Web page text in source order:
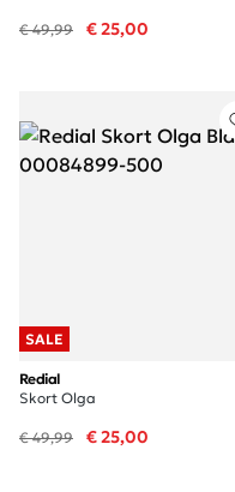
€ 49,99 € 25,00
SALE
Redial
Skort Olga
€ 49,99 € 25,00